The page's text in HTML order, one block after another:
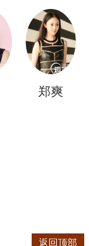
郑爽
返回顶部